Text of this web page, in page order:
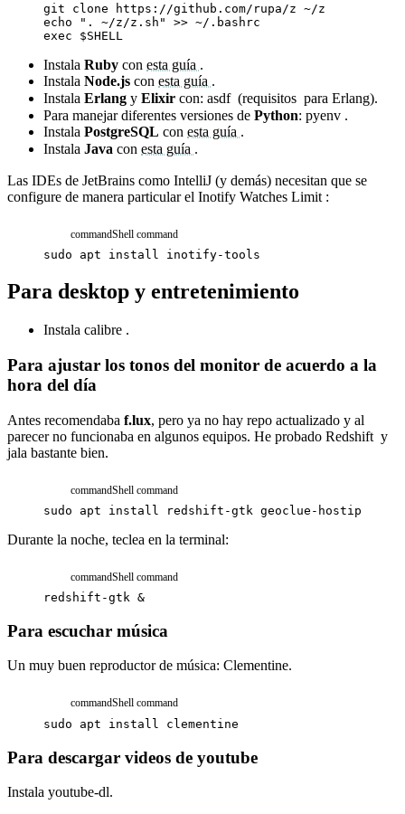
git clone https://github.com/rupa/z ~/z
echo
". ~/z/z.sh" >> ~/.bashrc
exec
$SHELL
Instala Ruby con esta guía .
Instala Node.js con esta guía .
Instala Erlang y Elixir con: asdf (requisitos para Erlang).
Para manejar diferentes versiones de Python: pyenv .
Instala PostgreSQL con esta guía .
Instala Java con esta guía .
Las IDEs de JetBrains como IntelliJ (y demás) necesitan que se
configure de manera particular el Inotify Watches Limit :
commandShell command
sudo apt install inotify-tools
Para desktop y entretenimiento
Instala calibre .
Para ajustar los tonos del monitor de acuerdo a la
hora del día
Antes recomendaba f.lux, pero ya no hay repo actualizado y al
parecer no funcionaba en algunos equipos. He probado Redshift y
jala bastante bien.
commandShell command
sudo apt install redshift-gtk geoclue-hostip
Durante la noche, teclea en la terminal:
commandShell command
redshift-gtk &
Para escuchar música
Un muy buen reproductor de música: Clementine.
commandShell command
sudo apt install clementine
Para descargar videos de youtube
Instala youtube-dl.